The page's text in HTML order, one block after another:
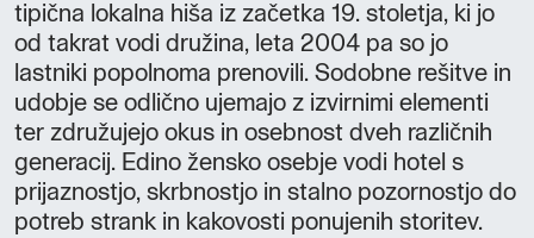
tipična lokalna hiša iz začetka 19. stoletja, ki jo
od takrat vodi družina, leta 2004 pa so jo
lastniki popolnoma prenovili. Sodobne rešitve in
udobje se odlično ujemajo z izvirnimi elementi
ter združujejo okus in osebnost dveh različnih
generacij. Edino žensko osebje vodi hotel s
prijaznostjo, skrbnostjo in stalno pozornostjo do
potreb strank in kakovosti ponujenih storitev.